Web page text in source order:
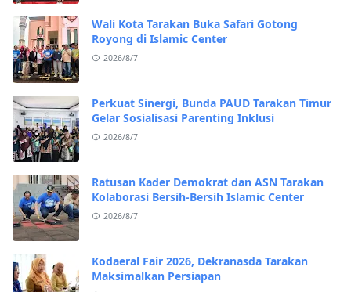
Wali Kota Tarakan Buka Safari Gotong
Royong di Islamic Center
2026/8/7
Perkuat Sinergi, Bunda PAUD Tarakan Timur
Gelar Sosialisasi Parenting Inklusi
2026/8/7
Ratusan Kader Demokrat dan ASN Tarakan
Kolaborasi Bersih-Bersih Islamic Center
2026/8/7
Kodaeral Fair 2026, Dekranasda Tarakan
Maksimalkan Persiapan